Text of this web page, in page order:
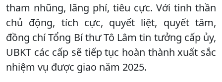
tham nhũng, lãng phí, tiêu cực. Với tinh thần
chủ động, tích cực, quyết liệt, quyết tâm,
đồng chí Tổng Bí thư Tô Lâm tin tưởng cấp ủy,
UBKT các cấp sẽ tiếp tục hoàn thành xuất sắc
nhiệm vụ được giao năm 2025.